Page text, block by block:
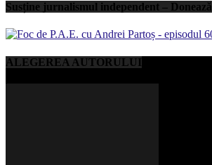
Susține jurnalismul independent – Donează
ALEGEREA AUTORULUI